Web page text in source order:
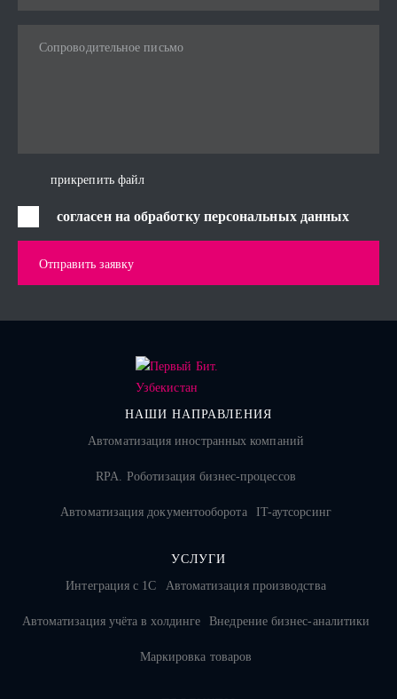
Сопроводительное письмо
прикрепить файл
согласен на обработку персональных данных
НАШИ НАПРАВЛЕНИЯ
Автоматизация иностранных компаний
RPA. Роботизация бизнес-процессов
Автоматизация документооборота IT-аутсорсинг
УСЛУГИ
Интеграция с 1С
Автоматизация производства
Автоматизация учёта в холдинге Внедрение бизнес-аналитики
Маркировка товаров